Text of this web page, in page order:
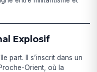
Explosif
part. Il s’inscrit dans un
Orient, où la